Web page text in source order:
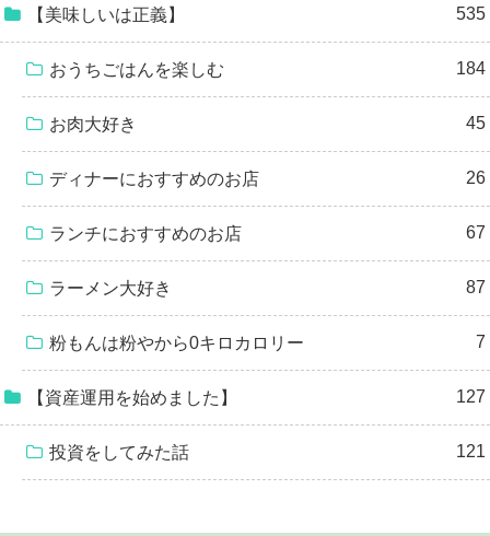
【美味しいは正義】 535
おうちごはんを楽しむ 184
お肉大好き 45
ディナーにおすすめのお店 26
ランチにおすすめのお店 67
ラーメン大好き 87
粉もんは粉やから0キロカロリー 7
【資産運用を始めました】 127
投資をしてみた話 121